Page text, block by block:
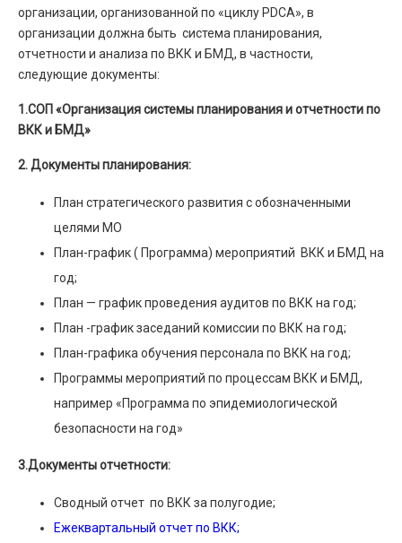
организации, организованной по «циклу PDCA», в
организации должна быть система планирования,
отчетности и анализа по ВКК и БМД, в частности,
следующие документы:
1.СОП «Организация системы планирования и отчетности по
ВКК и БМД»
2. Документы планирования:
План стратегического развития с обозначенными
целями МО
План-график ( Программа) мероприятий ВКК и БМД на
год;
План — график проведения аудитов по ВКК на год;
План -график заседаний комиссии по ВКК на год;
План-графика обучения персонала по ВКК на год;
Программы мероприятий по процессам ВКК и БМД,
например «Программа по эпидемиологической
безопасности на год»
3.Документы отчетности:
Сводный отчет по ВКК за полугодие;
Ежеквартальный отчет по ВКК;